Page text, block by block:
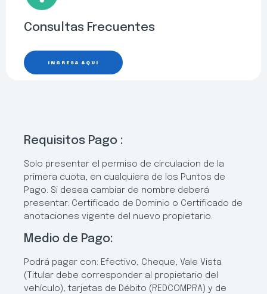
Consultas Frecuentes
INGRESA AQUÍ
Requisitos Pago :
Solo presentar el permiso de circulacion de la
primera cuota, en cualquiera de los Puntos de
Pago. Si desea cambiar de nombre deberá
presentar: Certificado de Dominio o Certificado de
anotaciones vigente del nuevo propietario.
Medio de Pago:
Podrá pagar con: Efectivo, Cheque, Vale Vista
(Titular debe corresponder al propietario del
vehículo), tarjetas de Débito (REDCOMPRA) y de